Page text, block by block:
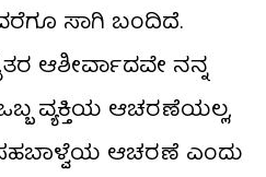
ಸಾಗಿ ಬಂದಿದೆ.
ಆಶೀರ್ವಾದವೇ ನನ್ನ
ವ್ಯಕ್ತಿಯ ಆಚರಣೆಯಲ್ಲ,
ಆಚರಣೆ ಎಂದು